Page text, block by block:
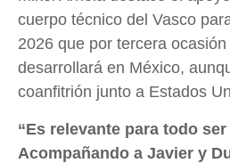
cuerpo técnico del Vasco
2026 que por tercera
desarrollará en México,
coanfitrión junto a Estados
“Es relevante para todo
Acompañando a Javier y